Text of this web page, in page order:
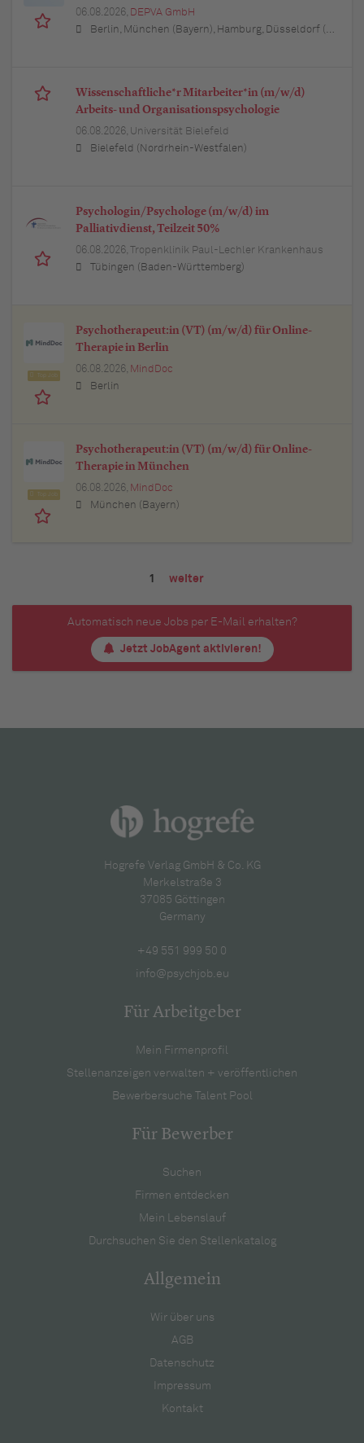
06.08.2026, DEPVA GmbH
Berlin, München (Bayern), Hamburg, Düsseldorf (Nordrhein-Westfalen), Köln (Nordrhein-Westfalen), Essen (Nordrhein-Westfalen), Dortmund (Nordrhein-Westfalen), Stuttgart (Baden-Württemberg), Heilbronn (Baden-Württemberg), Hannover (Niedersachsen), Rostock (Mecklenburg-Vorpommern), Kiel (Schleswig-Holstein), Augsburg (Bayern), Nürnberg (Bayern), Frankfurt am Main (Hessen), Bremen, Schwerin (Mecklenburg-Vorpommern), Mainz (Rheinland-Pfalz), Saarbrücken (Saarland), Dresden (Sachsen), Magdeburg (Sachsen-Anhalt), Potsdam (Brandenburg), Erfurt (Thüringen), Würzburg (Bayern), Heilbronn (Baden-Württemberg), Leipzig (Sachsen)
Wissenschaftliche*r Mitarbeiter*in (m/w/d)
Arbeits- und Organisationspsychologie
06.08.2026, Universität Bielefeld
Bielefeld (Nordrhein-Westfalen)
Psychologin/Psychologe (m/w/d) im
Palliativdienst, Teilzeit 50%
06.08.2026, Tropenklinik Paul-Lechler Krankenhaus
Tübingen (Baden-Württemberg)
Psychotherapeut:in (VT) (m/w/d) für Online-
Therapie in Berlin
06.08.2026, MindDoc
Berlin
Psychotherapeut:in (VT) (m/w/d) für Online-
Therapie in München
06.08.2026, MindDoc
München (Bayern)
1 weiter
Automatisch neue Jobs per E-Mail erhalten?
Jetzt JobAgent aktivieren!
Hogrefe Verlag GmbH & Co. KG
Merkelstraße 3
37085 Göttingen
Germany
+49 551 999 50 0
info@psychjob.eu
Für Arbeitgeber
Mein Firmenprofil
Stellenanzeigen verwalten + veröffentlichen
Bewerbersuche Talent Pool
Für Bewerber
Suchen
Firmen entdecken
Mein Lebenslauf
Durchsuchen Sie den Stellenkatalog
Allgemein
Wir über uns
AGB
Datenschutz
Impressum
Kontakt